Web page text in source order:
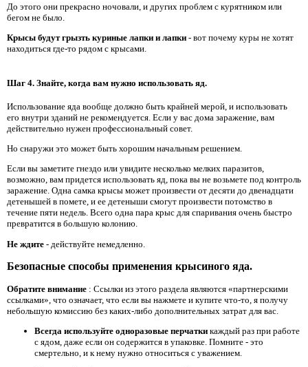
До этого они прекрасно ночовали, и других проблем с курятником или
бегом не было.
Крысы будут грызть куриные лапки и лапки - вот почему куры не хотят
находиться где-то рядом с крысами.
Шаг 4. Знайте, когда вам нужно использовать яд.
Использование яда вообще должно быть крайней мерой, и использовать
его внутри зданий не рекомендуется. Если у вас дома заражение, вам
действительно нужен профессиональный совет.
Но снаружи это может быть хорошим начальным решением.
Если вы заметите гнездо или увидите несколько мелких паразитов,
возможно, вам придется использовать яд, пока вы не возьмете под контроль
заражение. Одна самка крысы может произвести от десяти до двенадцати
детенышей в помете, и ее детеныши смогут произвести потомство в
течение пяти недель. Всего одна пара крыс для спаривания очень быстро
превратится в большую колонию.
Не ждите - действуйте немедленно.
Безопасные способы применения крысиного яда.
Обратите внимание : Ссылки из этого раздела являются «партнерскими
ссылками», что означает, что если вы нажмете и купите что-то, я получу
небольшую комиссию без каких-либо дополнительных затрат для вас.
Всегда используйте одноразовые перчатки каждый раз при работе
с ядом, даже если он содержится в упаковке. Помните - это
смертельно, и к нему нужно относиться с уважением.